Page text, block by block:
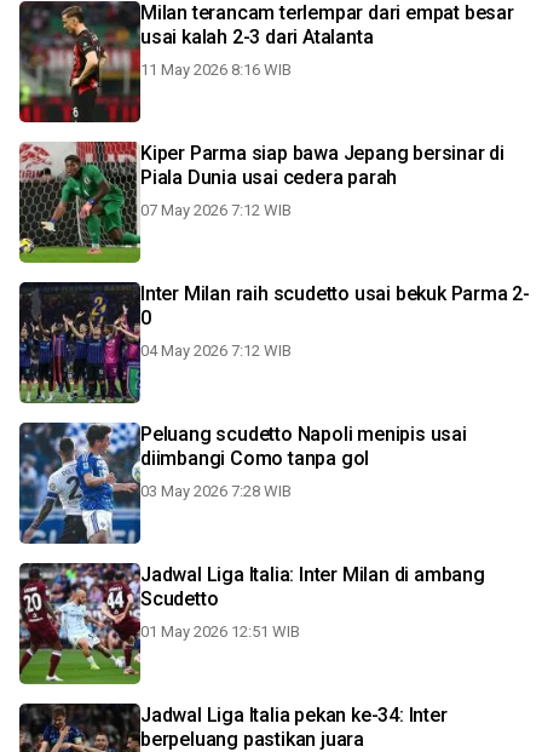
Milan terancam terlempar dari empat besar
usai kalah 2-3 dari Atalanta
11 May 2026 8:16 WIB
Kiper Parma siap bawa Jepang bersinar di
Piala Dunia usai cedera parah
07 May 2026 7:12 WIB
Inter Milan raih scudetto usai bekuk Parma 2-
0
04 May 2026 7:12 WIB
Peluang scudetto Napoli menipis usai
diimbangi Como tanpa gol
03 May 2026 7:28 WIB
Jadwal Liga Italia: Inter Milan di ambang
Scudetto
01 May 2026 12:51 WIB
Jadwal Liga Italia pekan ke-34: Inter
berpeluang pastikan juara